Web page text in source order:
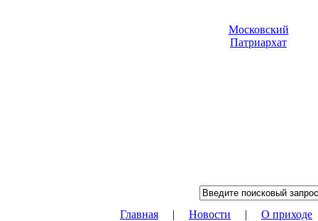
Московский
Патриархат
Главная | Новости | О приходе